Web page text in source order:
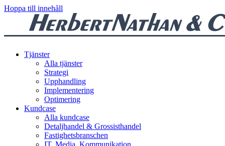
Hoppa till innehåll
Tjänster
Alla tjänster
Strategi
Upphandling
Implementering
Optimering
Kundcase
Alla kundcase
Detaljhandel & Grossisthandel
Fastighetsbranschen
IT, Media, Kommunikation